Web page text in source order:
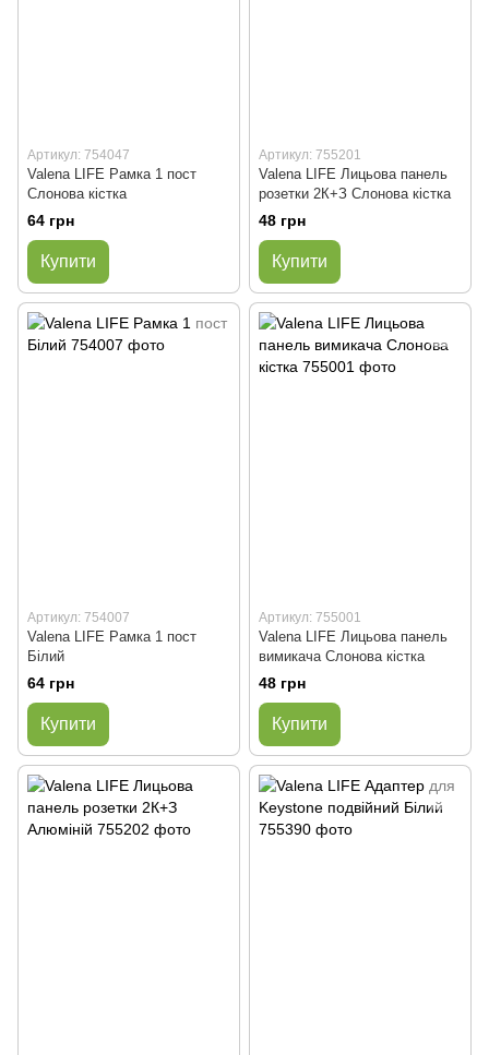
Артикул: 754047
Valena LIFE Рамка 1 пост
Слонова кістка
64 грн
Купити
Артикул: 755201
Valena LIFE Лицьова панель
розетки 2К+З Слонова кістка
48 грн
Купити
Артикул: 754007
Valena LIFE Рамка 1 пост
Білий
64 грн
Купити
Артикул: 755001
Valena LIFE Лицьова панель
вимикача Слонова кістка
48 грн
Купити